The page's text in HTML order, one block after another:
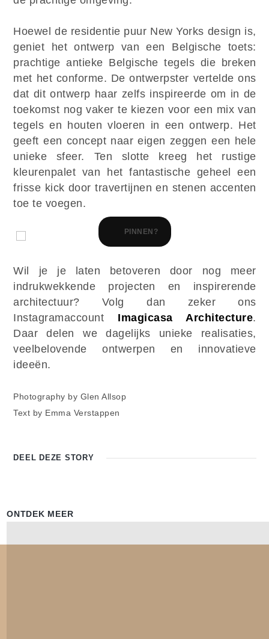
Hoewel de residentie puur New Yorks design is,
geniet het ontwerp van een Belgische toets:
prachtige antieke Belgische tegels die breken
met het conforme. De ontwerpster vertelde ons
dat dit ontwerp haar zelfs inspireerde om in de
toekomst nog vaker te kiezen voor een mix van
tegels en houten vloeren in een ontwerp. Het
geeft een concept naar eigen zeggen een hele
unieke sfeer. Ten slotte kreeg het rustige
kleurenpalet van het fantastische geheel een
frisse kick door travertijnen en stenen accenten
toe te voegen.
PINNEN?
Wil je je laten betoveren door nog meer
indrukwekkende projecten en inspirerende
architectuur? Volg dan zeker ons
Instagramaccount Imagicasa Architecture.
Daar delen we dagelijks unieke realisaties,
veelbelovende ontwerpen en innovatieve
ideeën.
Photography by Glen Allsop
Text by Emma Verstappen
DEEL DEZE STORY
ONTDEK MEER